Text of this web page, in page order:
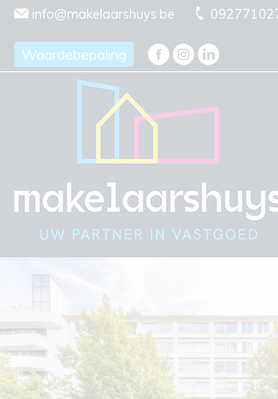
Menu overslaan en naar de inhoud gaan
info@makelaarshuys.be
Waardebepaling